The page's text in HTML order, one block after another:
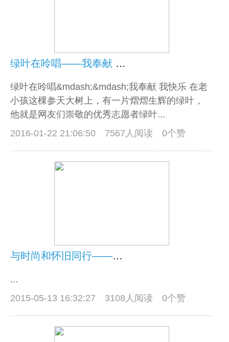
绿叶在呤唱——我奉献 我快乐
绿叶在呤唱&mdash;&mdash;我奉献 我快乐 在老
小孩这棵参天大树上，有一片熠熠生辉的绿叶，
他就是网友们崇敬的优秀志愿者绿叶...
2016-01-22 21:06:50
7567人阅读 0个赞
与时尚和怀旧同行——记5月12日海湾公园公益游
...
2015-05-13 16:32:27
3108人阅读 0个赞